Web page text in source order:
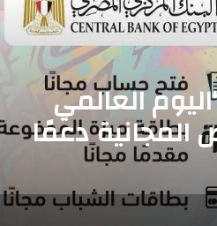
العالمي
المجانية دعمًا
المصري